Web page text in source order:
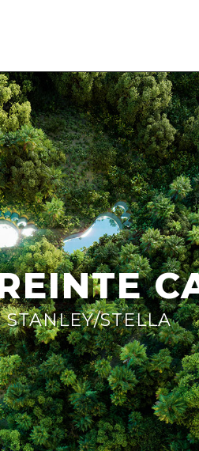
STELLA